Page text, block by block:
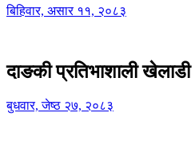
बिहिवार, असार ११, २०८३
दाङकी प्रतिभाशाली
बुधवार, जेष्ठ २७, २०८३